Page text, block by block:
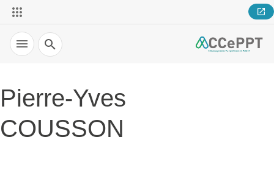
Recherche
Pierre-Yves
COUSSON